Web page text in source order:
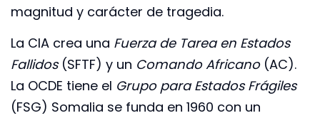
magnitud y carácter de tragedia.
La CIA crea una Fuerza de Tarea en Estados
Fallidos(SFTF) y un Comando Africano(AC).
La OCDE tiene el Grupo para Estados Frágiles
(FSG) Somalia se funda en 1960 con un